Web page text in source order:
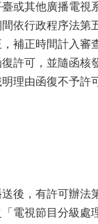
或其他廣播電視
依行政程序法第
補正時間計入審
許可，並隨函核
理由函復不予許
後，有許可辦法
電視節目分級處